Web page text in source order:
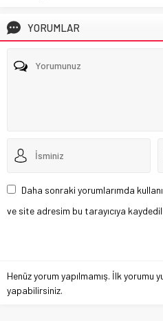
YORUMLAR
Daha sonraki yorumlarımda
ve site adresim bu tarayıcıya
Henüz yorum yapılmamış. İlk yorumu
yapabilirsiniz.